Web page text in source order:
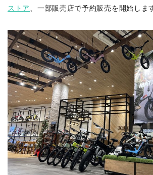
ストア
、一部販売店で予約販売を開始しま